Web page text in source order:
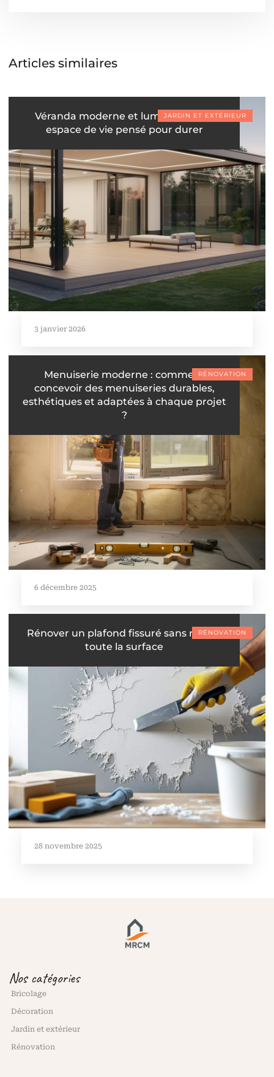
Articles similaires
JARDIN ET EXTÉRIEUR
Véranda moderne et lumineuse : un
espace de vie pensé pour durer
3 janvier 2026
RÉNOVATION
Menuiserie moderne : comment
concevoir des menuiseries durables,
esthétiques et adaptées à chaque projet
?
6 décembre 2025
RÉNOVATION
Rénover un plafond fissuré sans refaire
toute la surface
28 novembre 2025
Nos catégories
Bricolage
Décoration
Jardin et extérieur
Rénovation